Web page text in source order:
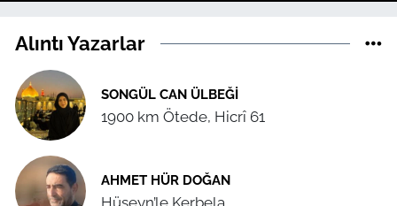
Alıntı Yazarlar
SONGÜL CAN ÜLBEĞI
1900 km Ötede, Hicrî 61
AHMET HÜR DOĞAN